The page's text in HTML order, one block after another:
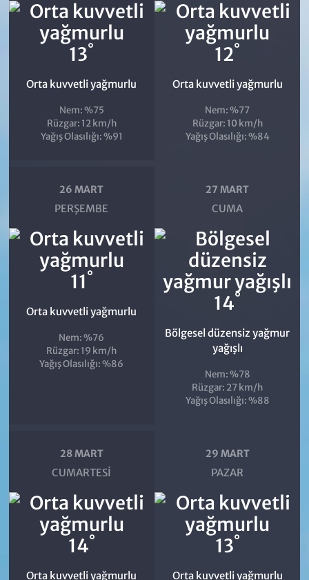
13°
Orta kuvvetli yağmurlu
Nem: %75
Rüzgar: 12 km/h
Yağış Olasılığı: %91
12°
Orta kuvvetli yağmurlu
Nem: %77
Rüzgar: 10 km/h
Yağış Olasılığı: %84
26 MART
PERŞEMBE
11°
Orta kuvvetli yağmurlu
Nem: %76
Rüzgar: 19 km/h
Yağış Olasılığı: %86
27 MART
CUMA
14°
Bölgesel düzensiz yağmur
yağışlı
Nem: %78
Rüzgar: 27 km/h
Yağış Olasılığı: %88
28 MART
CUMARTESI
14°
Orta kuvvetli yağmurlu
29 MART
PAZAR
13°
Orta kuvvetli yağmurlu